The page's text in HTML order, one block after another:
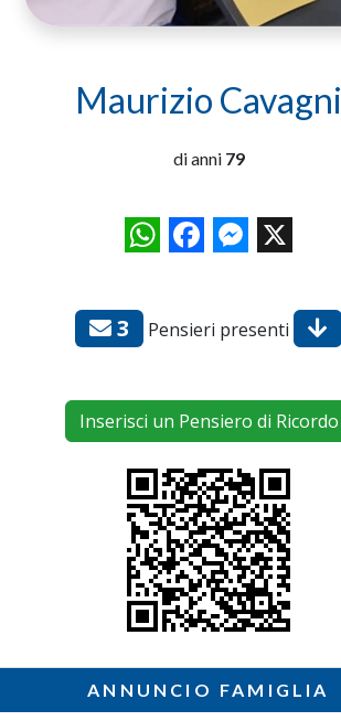
Maurizio Cavagni
di anni 79
WhatsAppFacebookMessenger
X
3 Pensieri presenti
Inserisci un Pensiero di Ricordo
ANNUNCIO FAMIGLIA